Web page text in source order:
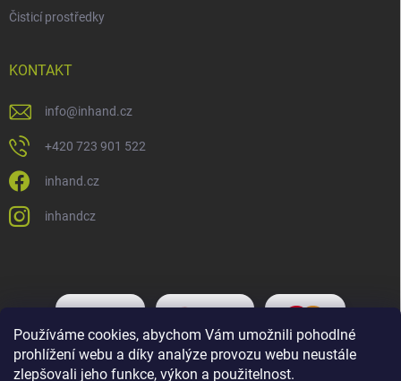
Používáme cookies, abychom Vám umožnili pohodlné
prohlížení webu a díky analýze provozu webu neustále
zlepšovali jeho funkce, výkon a použitelnost.
Čisticí prostředky
KONTAKT
info@inhand.cz
+420 723 901 522
inhand.cz
inhandcz